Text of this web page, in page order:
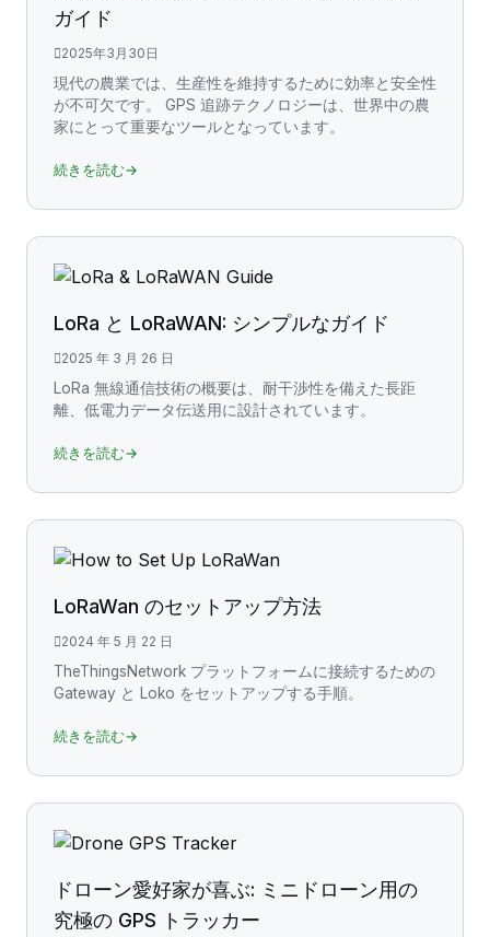
ガイド
2025年3月30日
現代の農業では、生産性を維持するために効率と安全性
が不可欠です。 GPS 追跡テクノロジーは、世界中の農
家にとって重要なツールとなっています。
続きを読む→
LoRa と LoRaWAN: シンプルなガイド
2025 年 3 月 26 日
LoRa 無線通信技術の概要は、耐干渉性を備えた長距
離、低電力データ伝送用に設計されています。
続きを読む→
LoRaWan のセットアップ方法
2024 年 5 月 22 日
TheThingsNetwork プラットフォームに接続するための
Gateway と Loko をセットアップする手順。
続きを読む→
ドローン愛好家が喜ぶ: ミニドローン用の
究極の GPS トラッカー